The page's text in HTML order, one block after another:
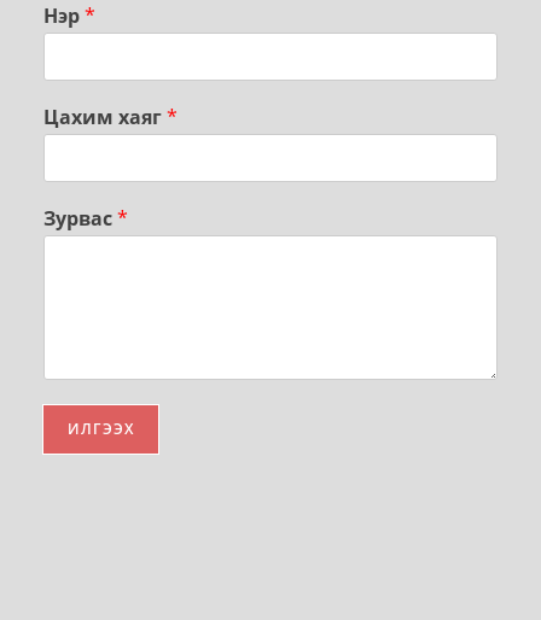
Нэр*
Цахим хаяг*
Зурвас*
ИЛГЭЭХ